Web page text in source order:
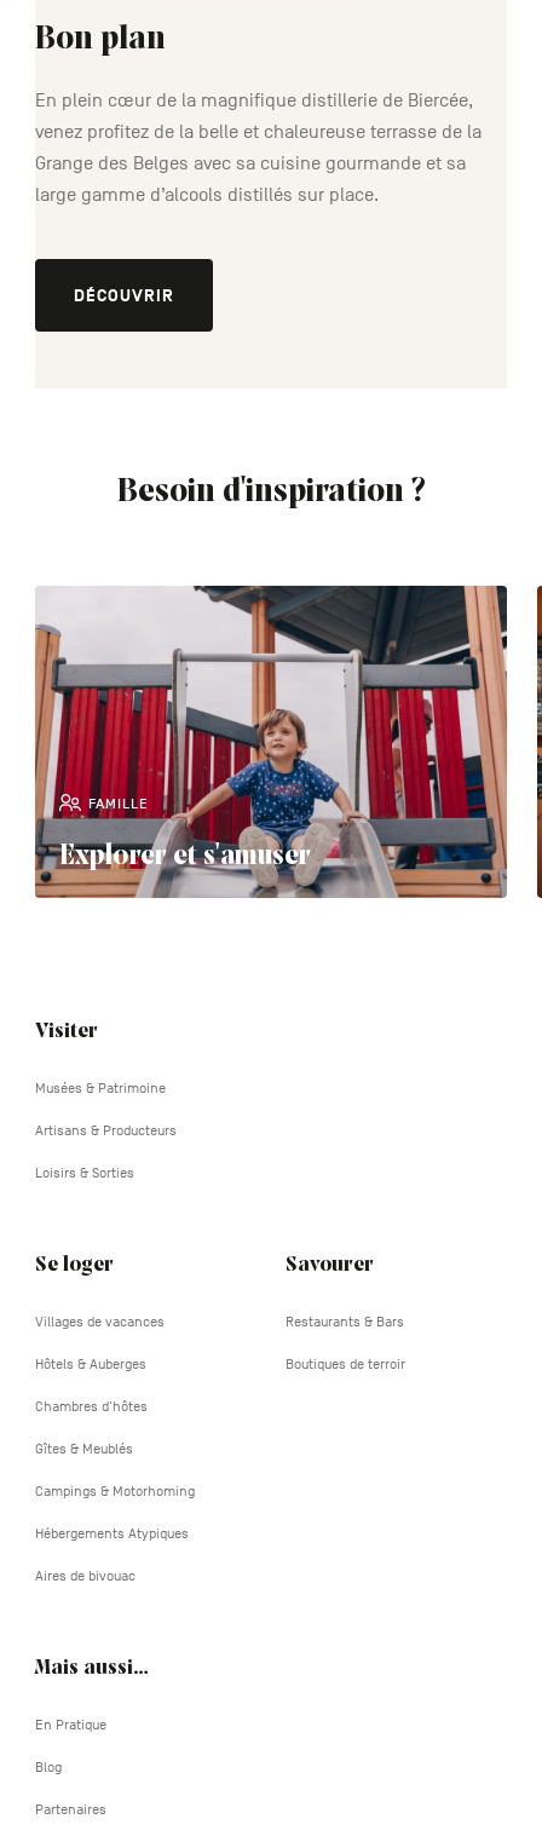
Bon plan
En plein cœur de la magnifique distillerie de Biercée,
venez profitez de la belle et chaleureuse terrasse de la
Grange des Belges avec sa cuisine gourmande et sa
large gamme d’alcools distillés sur place.
DÉCOUVRIR
Besoin d'inspiration ?
Explorer et s'amuser
FAMILLE
Navigation
Visiter
Musées & Patrimoine
Artisans & Producteurs
Loisirs & Sorties
Se loger
Villages de vacances
Hôtels & Auberges
Chambres d'hôtes
Gîtes & Meublés
Campings & Motorhoming
Hébergements Atypiques
Aires de bivouac
Savourer
Restaurants & Bars
Boutiques de terroir
Mais aussi…
En Pratique
Blog
Partenaires